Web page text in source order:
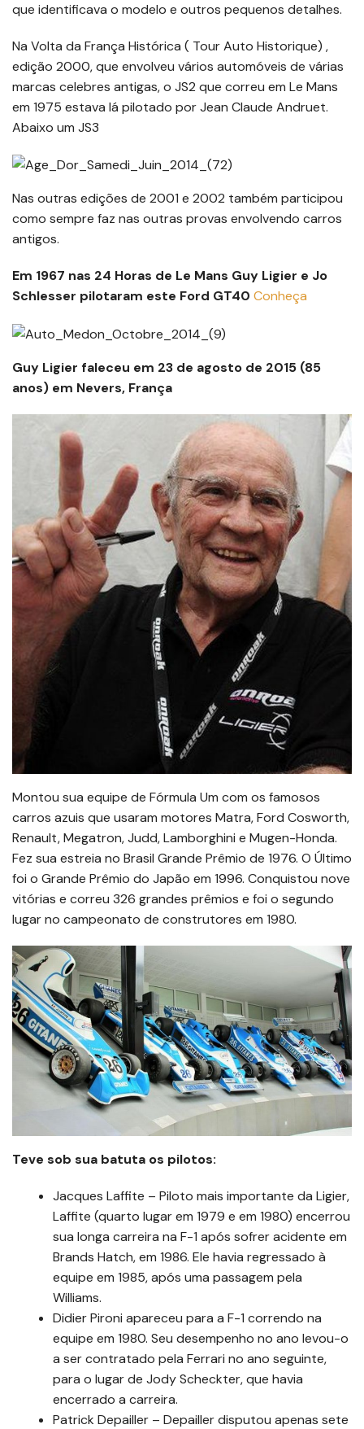
que identificava o modelo e outros pequenos detalhes.
Na Volta da França Histórica ( Tour Auto Historique) ,
edição 2000, que envolveu vários automóveis de várias
marcas celebres antigas, o JS2 que correu em Le Mans
em 1975 estava lá pilotado por Jean Claude Andruet.
Abaixo um JS3
Nas outras edições de 2001 e 2002 também participou
como sempre faz nas outras provas envolvendo carros
antigos.
Em 1967 nas 24 Horas de Le Mans Guy Ligier e Jo
Schlesser pilotaram este Ford GT40 Conheça
Guy Ligier faleceu em 23 de agosto de 2015 (85
anos) em Nevers, França
Montou sua equipe de Fórmula Um com os famosos
carros azuis que usaram motores Matra, Ford Cosworth,
Renault, Megatron, Judd, Lamborghini e Mugen-Honda.
Fez sua estreia no Brasil Grande Prêmio de 1976. O Último
foi o Grande Prêmio do Japão em 1996. Conquistou nove
vitórias e correu 326 grandes prêmios e foi o segundo
lugar no campeonato de construtores em 1980.
Teve sob sua batuta os pilotos:
Jacques Laffite – Piloto mais importante da Ligier,
Laffite (quarto lugar em 1979 e em 1980) encerrou
sua longa carreira na F-1 após sofrer acidente em
Brands Hatch, em 1986. Ele havia regressado à
equipe em 1985, após uma passagem pela
Williams.
Didier Pironi apareceu para a F-1 correndo na
equipe em 1980. Seu desempenho no ano levou-o
a ser contratado pela Ferrari no ano seguinte,
para o lugar de Jody Scheckter, que havia
encerrado a carreira.
Patrick Depailler – Depailler disputou apenas sete